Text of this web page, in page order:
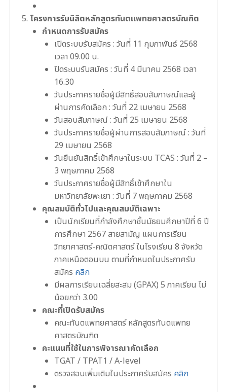
โครงการรับนิสิตหลักสูตรทันตแพทยศาสตรบัณฑิต
กำหนดการรับสมัคร
เปิดระบบรับสมัคร : วันที่ 11 กุมภาพันธ์ 2568
เวลา 09.00 น.
ปิดระบบรับสมัคร : วันที่ 4 มีนาคม 2568 เวลา
16.30
วันประกาศรายชื่อผู้มีสิทธิ์สอบสัมภาษณ์และผู้
ผ่านการคัดเลือก : วันที่ 22 เมษายน 2568
วันสอบสัมภาษณ์ : วันที่ 25 เมษายน 2568
วันประกาศรายชื่อผู้ผ่านการสอบสัมภาษณ์ : วันที่
29 เมษายน 2568
วันยืนยันสิทธิ์เข้าศึกษาในระบบ TCAS : วันที่ 2 –
3 พฤษภาคม 2568
วันประกาศรายชื่อผู้มีสิทธิ์เข้าศึกษาใน
มหาวิทยาลัยพะเยา : วันที่ 7 พฤษภาคม 2568
คุณสมบัติทั่วไปและคุณสมบัติเฉพาะ
เป็นนักเรียนที่กําลังศึกษาชั้นมัธยมศึกษาปีที่ 6 ปี
การศึกษา 2567 สายสามัญ แผนการเรียน
วิทยาศาสตร์-คณิตศาสตร์ ในโรงเรียน 8 จังหวัด
ภาคเหนือตอนบน ตามที่กำหนดในประกาศรับ
สมัคร คลิก
มีผลการเรียนเฉลี่ยสะสม (GPAX) 5 ภาคเรียน ไม่
น้อยกว่า 3.00
คณะที่เปิดรับสมัคร
คณะทันตแพทยศาสตร์ หลักสูตรทันตแพทย
ศาสตรบัณฑิต
คะแนนที่ใช้ในการพิจารณาคัดเลือก
TGAT / TPAT1 / A-level
ตรวจสอบเพิ่มเติมในประกาศรับสมัคร คลิก